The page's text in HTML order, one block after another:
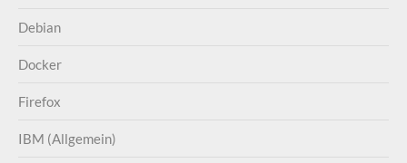
Debian
Docker
Firefox
IBM (Allgemein)